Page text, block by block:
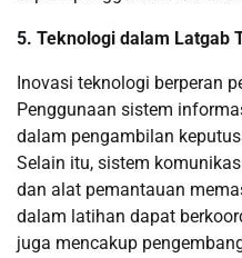
5. Teknologi dalam Latgab
Inovasi teknologi berperan
Penggunaan sistem
dalam pengambilan
Selain itu, sistem
dan alat pemantauan
dalam latihan dapat
juga mencakup